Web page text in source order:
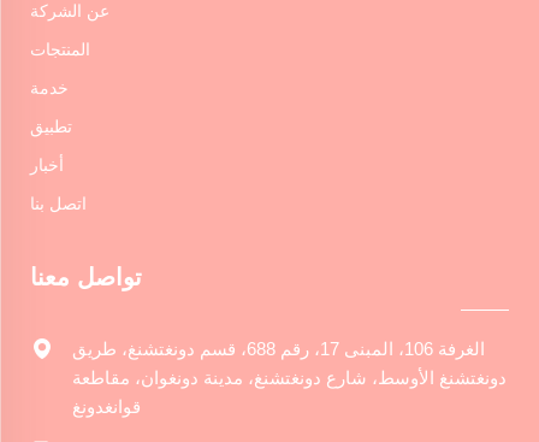
عن الشركة
المنتجات
خدمة
تطبيق
أخبار
اتصل بنا
تواصل معنا
الغرفة 106، المبنى 17، رقم 688، قسم دونغتشنغ، طريق
دونغتشنغ الأوسط، شارع دونغتشنغ، مدينة دونغوان، مقاطعة
قوانغدونغ